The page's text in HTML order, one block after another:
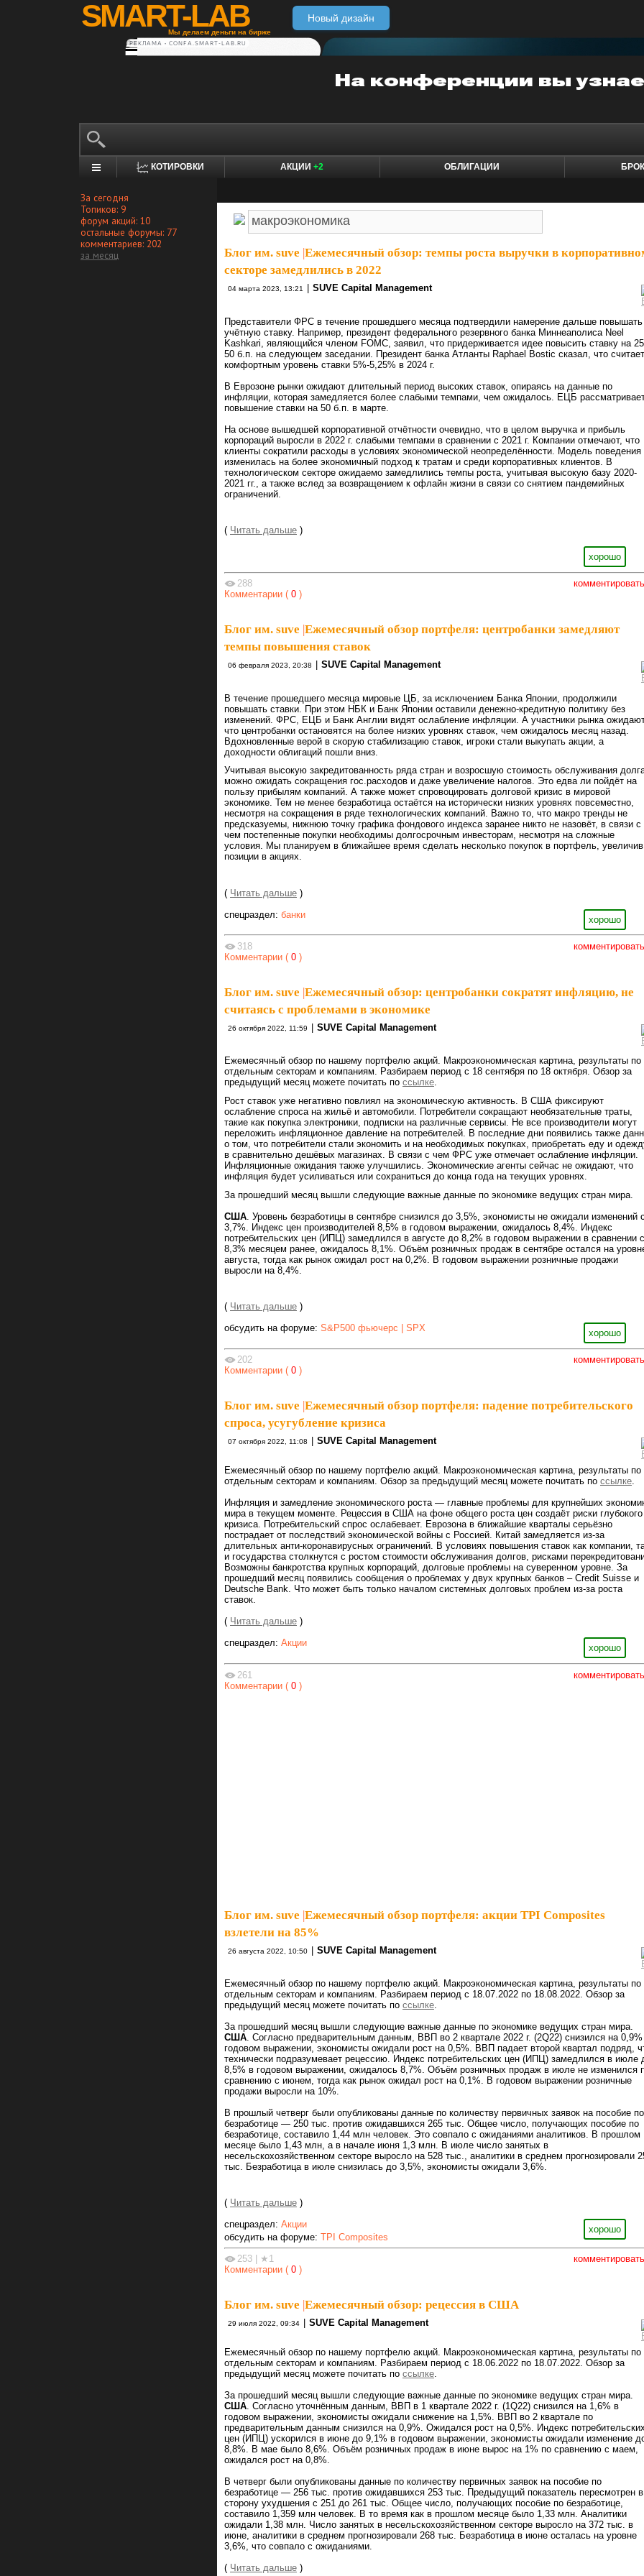
SMART-LAB
Мы делаем деньги на бирже
Новый дизайн
РЕКЛАМА • CONFA.SMART-LAB.RU
КОТИРОВКИ АКЦИИ +2 ОБЛИГАЦИИ
За сегодня
Топиков: 9
форум акций: 10
остальные форумы: 77
комментариев: 202
за месяц
Блог им. suve Ежемесячный обзор: темпы роста выручки в
секторе замедлились в 2022
04 марта 2023, 13:21 SUVE Capital Management
Представители ФРС в течение прошедшего месяца подтвердили намерение дальше повышать
учётную ставку. Например, президент федерального резервного банка Миннеаполиса Neel
Kashkari, являющийся членом FOMC, заявил, что придерживается идее повысить ставку на
50 б.п. на следующем заседании. Президент банка Атланты Raphael Bostic сказал, что считает
комфортным уровень ставки 5%-5,25% в 2024 г.
В Еврозоне рынки ожидают длительный период высоких ставок, опираясь на данные по
инфляции, которая замедляется более слабыми темпами, чем ожидалось. ЕЦБ
повышение ставки на 50 б.п. в марте.
На основе вышедшей корпоративной отчётности очевидно, что в целом выручка и прибыль
корпораций выросли в 2022 г. слабыми темпами в сравнении с 2021 г. Компании отмечают, что
клиенты сократили расходы в условиях экономической неопределённости. Модель поведения
изменилась на более экономичный подход к тратам и среди корпоративных клиентов. В
технологическом секторе ожидаемо замедлились темпы роста, учитывая высокую базу 2020-
2021 гг., а также вслед за возвращением к офлайн жизни в связи со снятием пандемийных
ограничений.
( Читать дальше )
хорошо
комментировать
288
Комментарии ( 0 )
Блог им. suve Ежемесячный обзор портфеля: центробанки замедляют
темпы повышения ставок
06 февраля 2023, 20:38 SUVE Capital Management
В течение прошедшего месяца мировые ЦБ, за исключением Банка Японии, продолжили
повышать ставки. При этом НБК и Банк Японии оставили денежно-кредитную политику без
изменений. ФРС, ЕЦБ и Банк Англии видят ослабление инфляции. А участники рынка
что центробанки остановятся на более низких уровнях ставок, чем ожидалось месяц назад.
Вдохновленные верой в скорую стабилизацию ставок, игроки стали выкупать акции, а
доходности облигаций пошли вниз.
Учитывая высокую закредитованность ряда стран и возросшую стоимость обслуживания
можно ожидать сокращения гос.расходов и даже увеличение налогов. Это едва ли пойдёт на
пользу прибылям компаний. А также может спровоцировать долговой кризис в мировой
экономике. Тем не менее безработица остаётся на исторически низких уровнях повсеместно,
несмотря на сокращения в ряде технологических компаний. Важно то, что макро тренды не
предсказуемы, нижнюю точку графика фондового индекса заранее никто не назовёт, в связи с
чем постепенные покупки необходимы долгосрочным инвесторам, несмотря на сложные
условия. Мы планируем в ближайшее время сделать несколько покупок в портфель, увеличив
позиции в акциях.
( Читать дальше )
хорошо
спецраздел: банки
комментировать
318
Комментарии ( 0 )
Блог им. suve |Ежемесячный обзор: центробанки сократят инфляцию, не
считаясь с проблемами в экономике
26 октября 2022, 11:59 SUVE Capital Management
Ежемесячный обзор по нашему портфелю акций. Макроэкономическая картина, результаты по
отдельным секторам и компаниям. Разбираем период с 18 сентября по 18 октября. Обзор за
предыдущий месяц можете почитать по ссылке.
Рост ставок уже негативно повлиял на экономическую активность. В США фиксируют
ослабление спроса на жильё и автомобили. Потребители сокращают необязательные траты,
такие как покупка электроники, подписки на различные сервисы. Не все производители могут
переложить инфляционное давление на потребителей. В последние дни появились также
о том, что потребители стали экономить и на необходимых покупках, приобретать еду и
в сравнительно дешёвых магазинах. В связи с чем ФРС уже отмечает ослабление инфляции.
Инфляционные ожидания также улучшились. Экономические агенты сейчас не ожидают, что
инфляция будет усиливаться или сохраниться до конца года на текущих уровнях.
За прошедший месяц вышли следующие важные данные по экономике ведущих стран мира.
США . Уровень безработицы в сентябре снизился до 3,5%, экономисты не ожидали изменений
3,7%. Индекс цен производителей 8,5% в годовом выражении, ожидалось 8,4%. Индекс
потребительских цен (ИПЦ) замедлился в августе до 8,2% в годовом выражении в сравнении с
8,3% месяцем ранее, ожидалось 8,1%. Объём розничных продаж в сентябре остался на
августа, тогда как рынок ожидал рост на 0,2%. В годовом выражении розничные продажи
выросли на 8,4%.
( Читать дальше )
хорошо
обсудить на форуме: S&P500 фьючерс | SPX
комментировать
202
Комментарии ( 0 )
Блог им. suve Ежемесячный обзор портфеля: падение потребительского
спроса, усугубление кризиса
07 октября 2022, 11:08 SUVE Capital Management
Ежемесячный обзор по нашему портфелю акций. Макроэкономическая картина, результаты по
отдельным секторам и компаниям. Обзор за предыдущий месяц можете почитать по ссылке.
Инфляция и замедление экономического роста — главные проблемы для крупнейших
мира в текущем моменте. Рецессия в США на фоне общего роста цен создаёт риски глубокого
кризиса. Потребительский спрос ослабевает. Еврозона в ближайшие кварталы серьёзно
пострадает от последствий экономической войны с Россией. Китай замедляется из-за
длительных анти-коронавирусных ограничений. В условиях повышения ставок как компании,
и государства столкнутся с ростом стоимости обслуживания долгов, рисками
Возможны банкротства крупных корпораций, долговые проблемы на суверенном уровне. За
прошедший месяц появились сообщения о проблемах у двух крупных банков – Credit Suisse и
Deutsche Bank. Что может быть только началом системных долговых проблем из-за роста
ставок.
( Читать дальше )
хорошо
спецраздел: Акции
комментировать
261
Комментарии ( 0 )
Блог им. suve |Ежемесячный обзор портфеля: акции TPI Composites
взлетели на 85%
26 августа 2022, 10:50 | SUVE Capital Management
Ежемесячный обзор по нашему портфелю акций. Макроэкономическая картина, результаты по
отдельным секторам и компаниям. Разбираем период с 18.07.2022 по 18.08.2022. Обзор за
предыдущий месяц можете почитать по ссылке
За прошедший месяц вышли следующие важные данные по экономике ведущих стран мира.
США . Согласно предварительным данным, ВВП во 2 квартале 2022 г. (2Q22) снизился на
годовом выражении, экономисты ожидали рост на 0,5%. ВВП падает второй квартал подряд,
технически подразумевает рецессию. Индекс потребительских цен (ИПЦ) замедлился в июле
8,5% в годовом выражении, ожидалось 8,7%. Объём розничных продаж в июле не изменился
сравнению с июнем, тогда как рынок ожидал рост на 0,1%. В годовом выражении розничные
продажи выросли на 10%.
В прошлый четверг были опубликованы данные по количеству первичных заявок на пособие по
безработице — 250 тыс. против ожидавшихся 265 тыс. Общее число, получающих пособие по
безработице, составило 1,44 млн человек. Это совпало с ожиданиями аналитиков. В прошлом
месяце было 1,43 млн, а в начале июня 1,3 млн. В июле число занятых в
несельскохозяйственном секторе выросло на 528 тыс., аналитики в среднем прогнозировали
тыс. Безработица в июле снизилась до 3,5%, экономисты ожидали 3,6%.
( Читать дальше )
хорошо
спецраздел: Акции
обсудить на форуме: TPI Composites
комментировать
253
★1
Комментарии ( 0 )
Блог им. suve Ежемесячный обзор: рецессия в США
29 июля 2022, 09:34 SUVE Capital Management
Ежемесячный обзор по нашему портфелю акций. Макроэкономическая картина, результаты по
отдельным секторам и компаниям. Разбираем период с 18.06.2022 по 18.07.2022. Обзор за
предыдущий месяц можете почитать по ссылке.
За прошедший месяц вышли следующие важные данные по экономике ведущих стран мира.
США. Согласно уточнённым данным, ВВП в 1 квартале 2022 г. (1Q22) снизился на 1,6% в
годовом выражении, экономисты ожидали снижение на 1,5%. ВВП во 2 квартале по
предварительным данным снизился на 0,9%. Ожидался рост на 0,5%. Индекс
цен (ИПЦ) ускорился в июне до 9,1% в годовом выражении, экономисты ожидали изменение
8,8%. В мае было 8,6%. Объём розничных продаж в июне вырос на 1% по сравнению с маем,
ожидался рост на 0,8%.
В четверг были опубликованы данные по количеству первичных заявок на пособие по
безработице — 256 тыс. против ожидавшихся 253 тыс. Предыдущий показатель пересмотрен в
сторону ухудшения с 251 до 261 тыс. Общее число, получающих пособие по безработице,
составило 1,359 млн человек. В то время как в прошлом месяце было 1,33 млн. Аналитики
ожидали 1,38 млн. Число занятых в несельскохозяйственном секторе выросло на 372 тыс. в
июне, аналитики в среднем прогнозировали 268 тыс. Безработица в июне осталась на уровне
3,6%, что совпало с ожиданиями.
( Читать дальше )